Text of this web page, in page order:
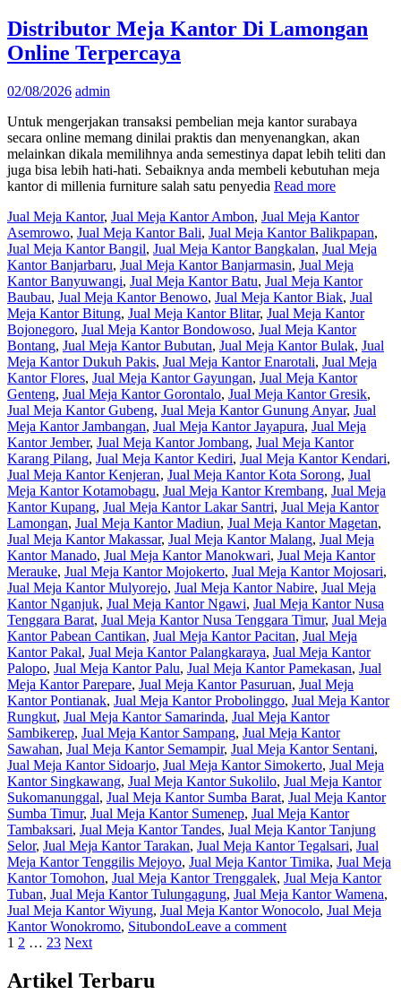
Distributor Meja Kantor Di Lamongan
Online Terpercaya
02/08/2026 admin
Untuk mengerjakan transaksi pembelian meja kantor surabaya
secara online memang dinilai praktis dan menyenangkan, akan
melainkan dikala memilihnya anda semestinya dapat lebih teliti dan
juga bisa lebih hati-hati. Sebaiknya anda membeli kebutuhan meja
kantor di millenia furniture salah satu penyedia Read more
Jual Meja Kantor, Jual Meja Kantor Ambon, Jual Meja Kantor
Asemrowo, Jual Meja Kantor Bali, Jual Meja Kantor Balikpapan,
Jual Meja Kantor Bangil, Jual Meja Kantor Bangkalan, Jual Meja
Kantor Banjarbaru, Jual Meja Kantor Banjarmasin, Jual Meja
Kantor Banyuwangi, Jual Meja Kantor Batu, Jual Meja Kantor
Baubau, Jual Meja Kantor Benowo, Jual Meja Kantor Biak, Jual
Meja Kantor Bitung, Jual Meja Kantor Blitar, Jual Meja Kantor
Bojonegoro, Jual Meja Kantor Bondowoso, Jual Meja Kantor
Bontang, Jual Meja Kantor Bubutan, Jual Meja Kantor Bulak, Jual
Meja Kantor Dukuh Pakis, Jual Meja Kantor Enarotali, Jual Meja
Kantor Flores, Jual Meja Kantor Gayungan, Jual Meja Kantor
Genteng, Jual Meja Kantor Gorontalo, Jual Meja Kantor Gresik,
Jual Meja Kantor Gubeng, Jual Meja Kantor Gunung Anyar, Jual
Meja Kantor Jambangan, Jual Meja Kantor Jayapura, Jual Meja
Kantor Jember, Jual Meja Kantor Jombang, Jual Meja Kantor
Karang Pilang, Jual Meja Kantor Kediri, Jual Meja Kantor Kendari,
Jual Meja Kantor Kenjeran, Jual Meja Kantor Kota Sorong, Jual
Meja Kantor Kotamobagu, Jual Meja Kantor Krembang, Jual Meja
Kantor Kupang, Jual Meja Kantor Lakar Santri, Jual Meja Kantor
Lamongan, Jual Meja Kantor Madiun, Jual Meja Kantor Magetan,
Jual Meja Kantor Makassar, Jual Meja Kantor Malang, Jual Meja
Kantor Manado, Jual Meja Kantor Manokwari, Jual Meja Kantor
Merauke, Jual Meja Kantor Mojokerto, Jual Meja Kantor Mojosari,
Jual Meja Kantor Mulyorejo, Jual Meja Kantor Nabire, Jual Meja
Kantor Nganjuk, Jual Meja Kantor Ngawi, Jual Meja Kantor Nusa
Tenggara Barat, Jual Meja Kantor Nusa Tenggara Timur, Jual Meja
Kantor Pabean Cantikan, Jual Meja Kantor Pacitan, Jual Meja
Kantor Pakal, Jual Meja Kantor Palangkaraya, Jual Meja Kantor
Palopo, Jual Meja Kantor Palu, Jual Meja Kantor Pamekasan, Jual
Meja Kantor Parepare, Jual Meja Kantor Pasuruan, Jual Meja
Kantor Pontianak, Jual Meja Kantor Probolinggo, Jual Meja Kantor
Rungkut, Jual Meja Kantor Samarinda, Jual Meja Kantor
Sambikerep, Jual Meja Kantor Sampang, Jual Meja Kantor
Sawahan, Jual Meja Kantor Semampir, Jual Meja Kantor Sentani,
Jual Meja Kantor Sidoarjo, Jual Meja Kantor Simokerto, Jual Meja
Kantor Singkawang, Jual Meja Kantor Sukolilo, Jual Meja Kantor
Sukomanunggal, Jual Meja Kantor Sumba Barat, Jual Meja Kantor
Sumba Timur, Jual Meja Kantor Sumenep, Jual Meja Kantor
Tambaksari, Jual Meja Kantor Tandes, Jual Meja Kantor Tanjung
Selor, Jual Meja Kantor Tarakan, Jual Meja Kantor Tegalsari, Jual
Meja Kantor Tenggilis Mejoyo, Jual Meja Kantor Timika, Jual Meja
Kantor Tomohon, Jual Meja Kantor Trenggalek, Jual Meja Kantor
Tuban, Jual Meja Kantor Tulungagung, Jual Meja Kantor Wamena,
Jual Meja Kantor Wiyung, Jual Meja Kantor Wonocolo, Jual Meja
Kantor Wonokromo, SitubondoLeave a comment
Posts
navigation
1 2 … 23 Next
Artikel Terbaru